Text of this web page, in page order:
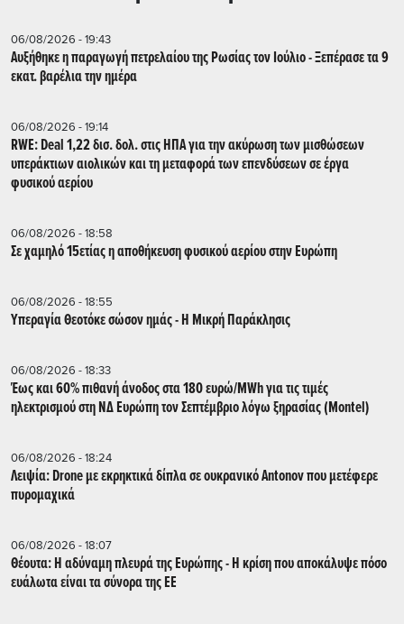
06/08/2026 - 19:43
Αυξήθηκε η παραγωγή πετρελαίου της Ρωσίας τον Ιούλιο - Ξεπέρασε τα 9
εκατ. βαρέλια την ημέρα
06/08/2026 - 19:14
RWE: Deal 1,22 δισ. δολ. στις ΗΠΑ για την ακύρωση των μισθώσεων
υπεράκτιων αιολικών και τη μεταφορά των επενδύσεων σε έργα
φυσικού αερίου
06/08/2026 - 18:58
Σε χαμηλό 15ετίας η αποθήκευση φυσικού αερίου στην Ευρώπη
06/08/2026 - 18:55
Υπεραγία Θεοτόκε σώσον ημάς - Η Μικρή Παράκλησις
06/08/2026 - 18:33
Έως και 60% πιθανή άνοδος στα 180 ευρώ/MWh για τις τιμές
ηλεκτρισμού στη ΝΔ Ευρώπη τον Σεπτέμβριο λόγω ξηρασίας (Montel)
06/08/2026 - 18:24
Λειψία: Drone με εκρηκτικά δίπλα σε ουκρανικό Antonov που μετέφερε
πυρομαχικά
06/08/2026 - 18:07
Θέουτα: Η αδύναμη πλευρά της Ευρώπης - Η κρίση που αποκάλυψε πόσο
ευάλωτα είναι τα σύνορα της ΕΕ